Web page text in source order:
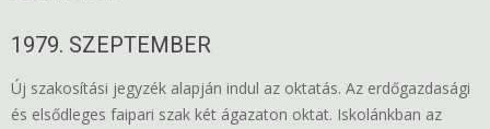
1979. SZEPTEMBER
Új szakosítási jegyzék alapján indul az oktatás. Az erdőgazdasági
és elsődleges faipari szak két ágazaton oktat. Iskolánkban az